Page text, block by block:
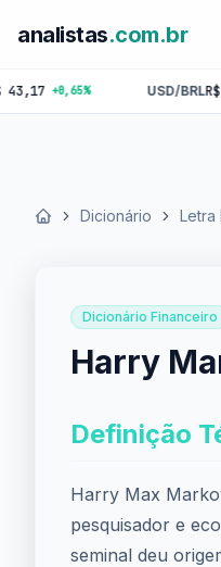
analistas.com.br
+0,65% USD/BRLR$ 5,07
Início Dicionário Letra
Dicionário Financeiro
Harry
Definição
Harry Max
pesquisador e
seminal deu